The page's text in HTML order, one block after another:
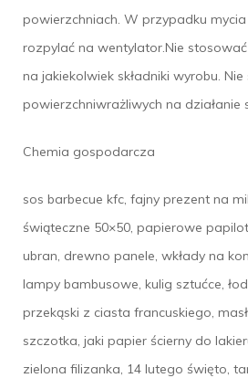
powierzchniach. W przypadku
rozpylać na wentylator.Nie
na jakiekolwiek składniki wyrobu.
powierzchniwrażliwych na działanie
Chemia gospodarcza
sos barbecue kfc, fajny prezent na
świąteczne 50×50, papierowe
ubran, drewno panele, wkłady na
lampy bambusowe, kulig sztućce,
przekąski z ciasta francuskiego,
szczotka, jaki papier ścierny do
zielona filizanka, 14 lutego święto,